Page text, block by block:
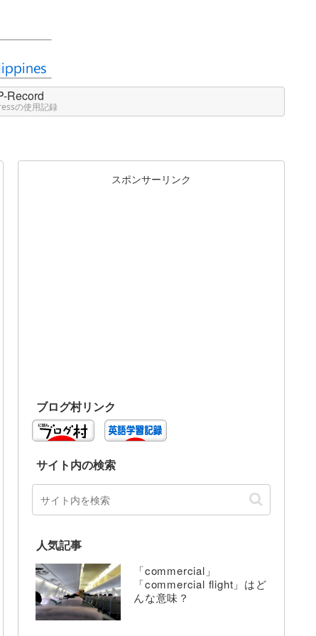
Record
の使用記録
スポンサーリンク
ブログ村リンク
サイト内の検索
人気記事
「commercial」
「commercial flight」はど
んな意味？